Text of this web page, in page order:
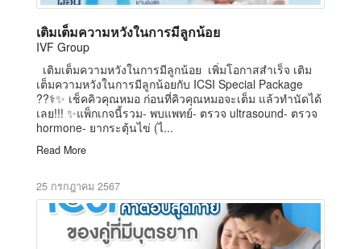
เติมเต็มความหวังในการมีลูกน้อย
IVF Group
เติมเต็มความหวังในการมีลูกน้อย เพิ่มโอกาสสำเร็จ เติม
เต็มความหวังในการมีลูกน้อยกับ ICSI Special Package
??‍⚕️✨ เช็คคิวคุณหมอ ก่อนที่คิวคุณหมอจะเต็ม แล้วทำนัดได้
เลย!!! ✨แพ็กเกจนี้รวม- พบแพทย์- ตรวจ ultrasound- ตรวจ
hormone- ยากระตุ้นไข่ (ไ...
Read More
25 กรกฎาคม 2567